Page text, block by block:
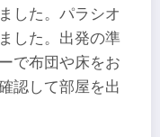
した。パラシオ
した。出発の準
で布団や床をお
認して部屋を出